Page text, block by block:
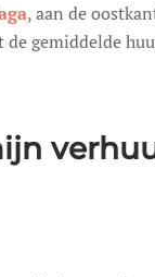
, aan de
gemiddelde